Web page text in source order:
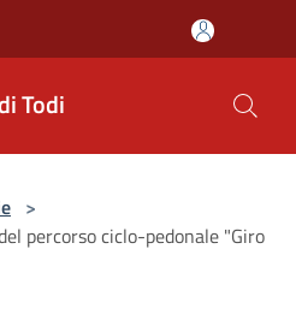
Todi
>
percorso ciclo-pedonale "Giro